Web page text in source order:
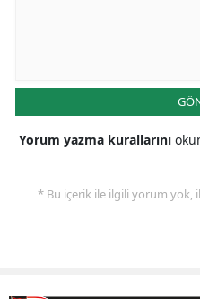
Yorum yazma kurallarını
* Bu içerik ile ilgili yorum yok,